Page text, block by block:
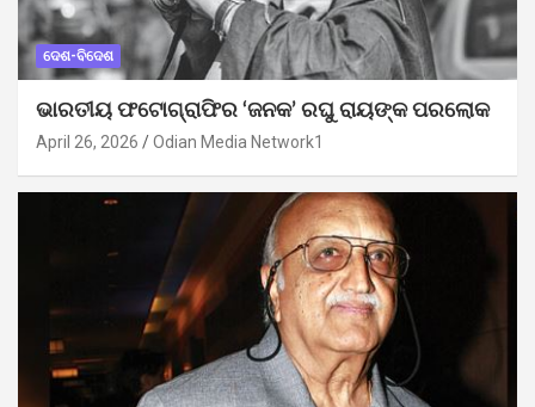
ଦେଶ-ବିଦେଶ
ଭାରତୀୟ ଫଟୋଗ୍ରାଫିର ‘ଜନକ’ ରଘୁ ରାୟଙ୍କ ପରଲୋକ
April 26, 2026 Odian Media Network1